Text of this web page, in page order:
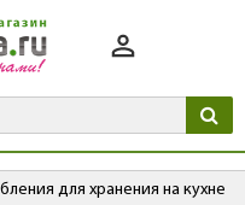
для хранения на кухне